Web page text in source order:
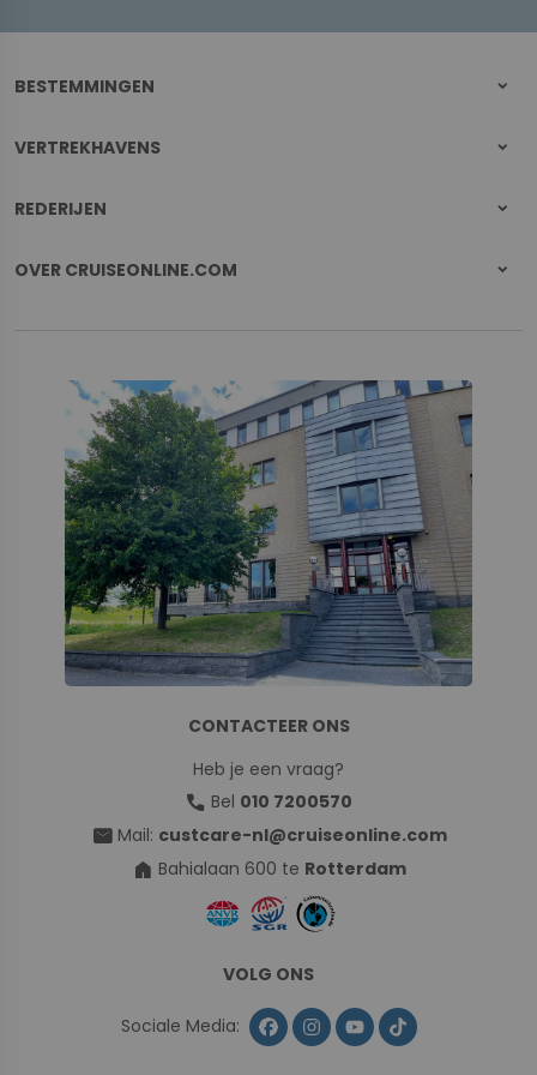
BESTEMMINGEN
VERTREKHAVENS
REDERIJEN
OVER CRUISEONLINE.COM
CONTACTEER ONS
Heb je een vraag?
call Bel 010 7200570
mailMail: custcare-nl@cruiseonline.com
home Bahialaan 600 te Rotterdam
VOLG ONS
Sociale Media: